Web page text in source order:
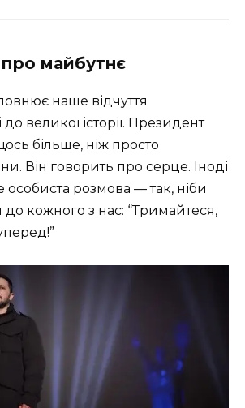
майбутнє
наше відчуття
великої історії. Президент
більше, ніж просто
Він говорить про серце. Іноді
особиста розмова — так, ніби
до кожного з нас: “Тримайтеся,